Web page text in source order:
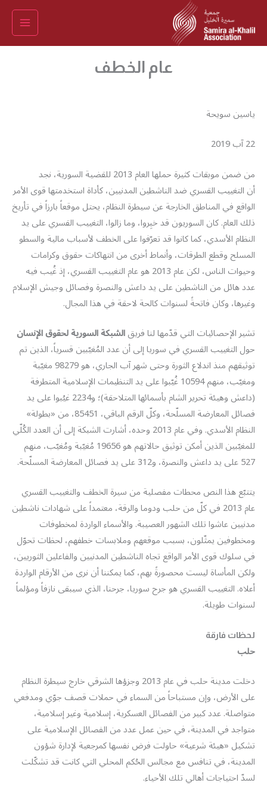
المحتوى
عام الخطف
ياسين سويحة
22 آب 2019
من ضمن موبقات كثيرة حملها العام 2013 للقضية السورية، نجد
أن التغييب القسري ضد الناشطين المدنيين، كأداة استخدمتها قوى الأمر
الواقع في المناطق الخارجة عن سيطرة النظام، يحتل موقعاً بارزاً في تأريخ
ذلك العام. كان السوريون قد خبِروا، وما زالوا، التغييب القسري على يد
النظام الأسدي، كما كانوا قد تعرّفوا على الخطف لأسباب مالية والسطو
المسلح وقطع الطرقات، وأنماط أخرى من انتهاكات حقوق وكرامات
وحيوات الناس، لكن عام 2013 هو عام التغييب القسري، إذ غُيب فيه
عدد هائل من الناشطين على يد داعش والنصرة وفصائل وجيش الإسلام
وغيرها، وكان فاتحةً لسنوات كالحة لاحقة في هذا المجال.
تشير الإحصائيات التي قدّمها لنا فريقالشبكة السورية لحقوق الإنسان
حول التغييب القسري في سوريا إلى أن عدد المُغيّبين قسرياً، الذين تم
توثيقهم منذ اندلاع الثورة وحتى شهر آب الجاري، هو 98279 مغيّبة
ومغيّب، منهم 10594 غُيّبوا على يد التنظيمات الإسلامية المتطرفة
(داعش وهيئة تحرير الشام بأسمائها المتلاحقة)؛ و2234 غيُبوا على يد
فصائل المعارضة المسلّحة، وكلّ الرقم الباقي، 85451، من «بطولة»
النظام الأسدي. وفي عام 2013 وحده، أشارت الشبكة إلى أن العدد الكُلّي
للمغيّبين الذين أمكن توثيق حالاتهم هو 19656 مُغيّبة ومُغيّب، منهم
527 على يد داعش والنصرة، و312 على يد فصائل المعارضة المسلّحة.
يتتبّع هذا النص محطات مفصلية من سيرة الخطف والتغييب القسري
عام 2013 في كلّ من حلب ودوما والرقة، معتمداً على شهادات ناشطين
مدنيين عاشوا تلك الشهور العصيبة. والأسماء الواردة لمخطوفات
ومخطوفين يمثّلون، بسبب موقعهم وملابسات خطفهم، لحظات تحوّل
في سلوك قوى الأمر الواقع تجاه الناشطين المدنيين والفاعلين الثوريين،
ولكن المأساة ليست محصورةً بهم، كما يمكننا أن نرى من الأرقام الواردة
أعلاه. التغييب القسري هو جرح سوريا، جرحنا، الذي سيبقى نازفاً ومؤلماً
لسنوات طويلة.
لحظات فارقة
حلب
دخلت مدينة حلب في عام 2013 وجزؤها الشرقي خارج سيطرة النظام
على الأرض، وإن مستباحاً من السماء في حملات قصف جوّي ومدفعي
متواصلة. عدد كبير من الفصائل العسكرية، إسلامية وغير إسلامية،
متواجد في المدينة، في حين عمل عدد من الفصائل الإسلامية على
تشكيل «هيئة شرعية» حاولت فرض نفسها كمرجعية لإدارة شؤون
المدينة، في تنافس مع مجالس الحُكم المحلي التي كانت قد تشكّلت
لسدّ احتياجات أهالي تلك الأحياء.